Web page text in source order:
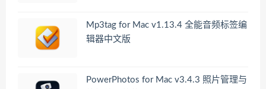
Mp3tag for Mac v1.13.4 全能音频标签编
辑器中文版
PowerPhotos for Mac v3.4.3 照片管理与